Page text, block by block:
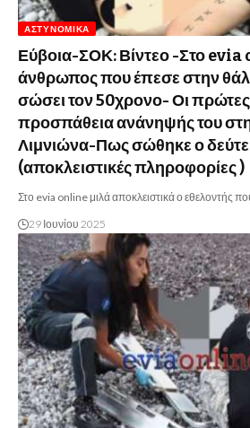
ΑΣΤΥΝΟΜΙΚΆ
Εύβοια-ΣΟΚ: Βίντεο -Στο evia
άνθρωπος που έπεσε στην
σώσει τον 50χρονο- Οι
προσπάθεια ανάνηψής του
Λιμνιώνα-Πως σώθηκε ο
(αποκλειστικές πληροφορίες )
Στο evia online μιλά αποκλειστικά ο εθελοντής
29 Ιουνίου 2025